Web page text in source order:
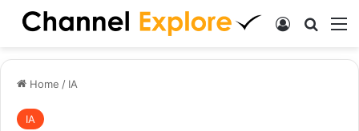
Log In
Home / IA
IA